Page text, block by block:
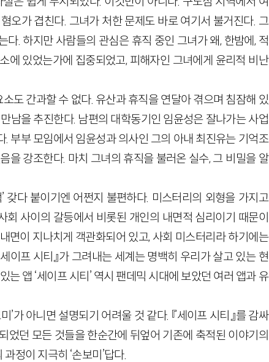
오가 겹친다. 그녀가 처한 문제도 바로 여기서 불거진다. 그
. 하지만 사람들의 관심은 휴직 중인 그녀가 왜, 한밤에, 적
에 있었는가에 집중되었고, 피해자인 그녀에게 윤리적 비난
소도 간과할 수 없다. 유산과 휴직을 연달아 겪으며 침잠해 있
남을 추진한다. 남편의 대학동기인 임윤성은 잘나가는 사업
부부 모임에서 임윤성과 의사인 그의 아내 최진유는 기억조
을 강조한다. 마치 그녀의 휴직을 불러온 실수, 그 비밀을 알
갖다 붙이기엔 어쩐지 불편하다. 미스터리의 외형을 가지고
사이의 갈등에서 비롯된 개인의 내면적 심리이기 때문이
면이 지나치게 객관화되어 있고, 사회 미스터리라 하기에는
이프 시티』가 그려내는 세계는 명백히 우리가 살고 있는 현
앱 ‘세이프 시티’ 역시 팬데믹 시대에 보았던 여러 앱과 유
가 아니면 설명되기 어려울 것 같다. 『세이프 시티』를 감싸
었던 모든 것들을 한순간에 뒤엎어 기존에 축적된 이야기의
정이 지극히 ‘손보미’답다.